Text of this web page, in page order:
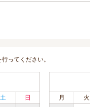
ってください。
土
日
月 火